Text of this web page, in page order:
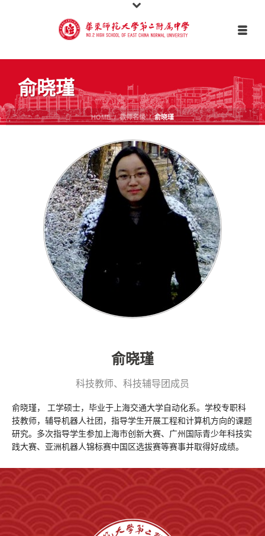
俞晓瑾
HOME / 教师名录 / 俞晓瑾
俞晓瑾
科技教师、科技辅导团成员
俞晓瑾， 工学硕士，毕业于上海交通大学自动化系。学校专职科
技教师，辅导机器人社团，指导学生开展工程和计算机方向的课题
研究。多次指导学生参加上海市创新大赛、广州国际青少年科技实
践大赛、亚洲机器人锦标赛中国区选拔赛等赛事并取得好成绩。